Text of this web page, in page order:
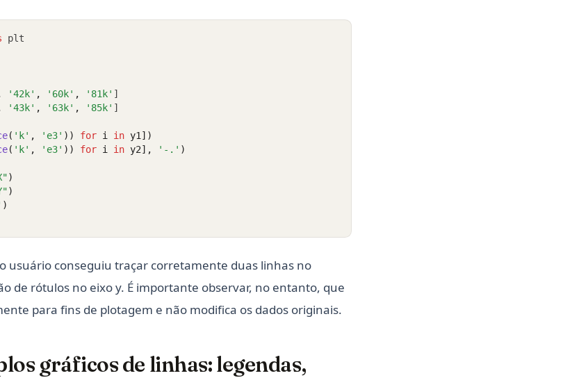
plt
'42k' , '60k' , '81k' ]
'43k' , '63k' , '85k' ]
( 'k' , 'e3' )) for i in y1])
( 'k' , 'e3' )) for i in y2], '-.' )
)
)
)
usuário conseguiu traçar corretamente duas linhas no
de rótulos no eixo y. É importante observar, no entanto, que
para fins de plotagem e não modifica os dados originais.
gráficos de linhas: legendas,